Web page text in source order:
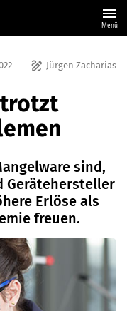
menu
Menü
draw Jürgen Zacharias
trotzt
sind,
Gerätehersteller
Erlöse als
freuen.